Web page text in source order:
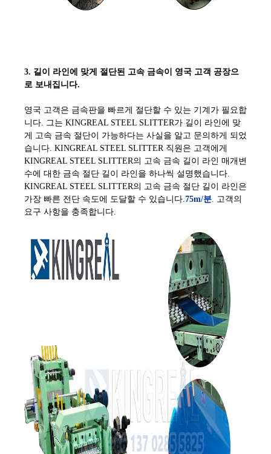
3. 길이 라인에 맞게 절단된 고속 금속이 영국 고객 공장으
로 보내집니다.
영국 고객은 금속판을 빠르게 절단할 수 있는 기계가 필요합
니다. 그는 KINGREAL STEEL SLITTER가 길이 라인에 맞
게 고속 금속 절단이 가능하다는 사실을 알고 문의하게 되었
습니다. KINGREAL STEEL SLITTER 직원은 고객에게
KINGREAL STEEL SLITTER의 고속 금속 길이 라인 매개변
수에 대한 금속 절단 길이 라인을 하나씩 설명했습니다.
KINGREAL STEEL SLITTER의 고속 금속 절단 길이 라인은
가장 빠른 전단 속도에 도달할 수 있습니다. 75m/분 . 고객의
요구 사항을 충족합니다.